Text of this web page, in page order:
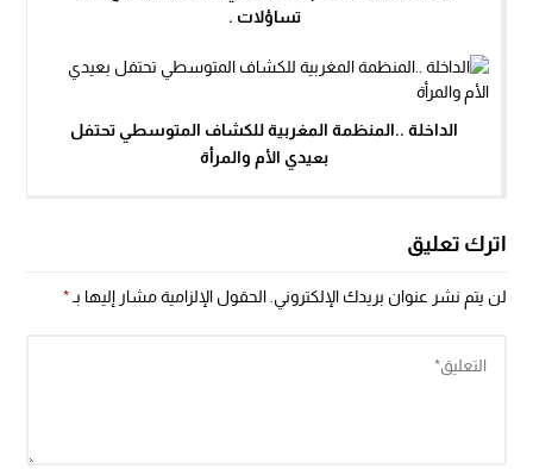
تساؤلات .
الداخلة ..المنظمة المغربية للكشاف المتوسطي تحتفل
بعيدي الأم والمرأة
اترك تعليق
لن يتم نشر عنوان بريدك الإلكتروني. الحقول الإلزامية مشار إليها بـ*